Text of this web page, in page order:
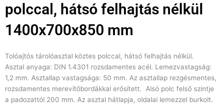
polccal, hátsó felhajtás nélkül
1400x700x850 mm
Tolóajtós tárolóasztal köztes polccal, hátsó felhajtás nélkül.
Asztal anyaga: DIN 1.4301 rozsdamentes acél. Lemezvastagság:
1,2 mm. Asztallap vastagsága: 50 mm. Az asztallap rezgésmentes,
rozsdamentes merevítőbordákkal erősített. Alsó polc felső szintje
a padozattól 200 mm. Az asztal hátlapja, oldalai lemezzel burkolt.